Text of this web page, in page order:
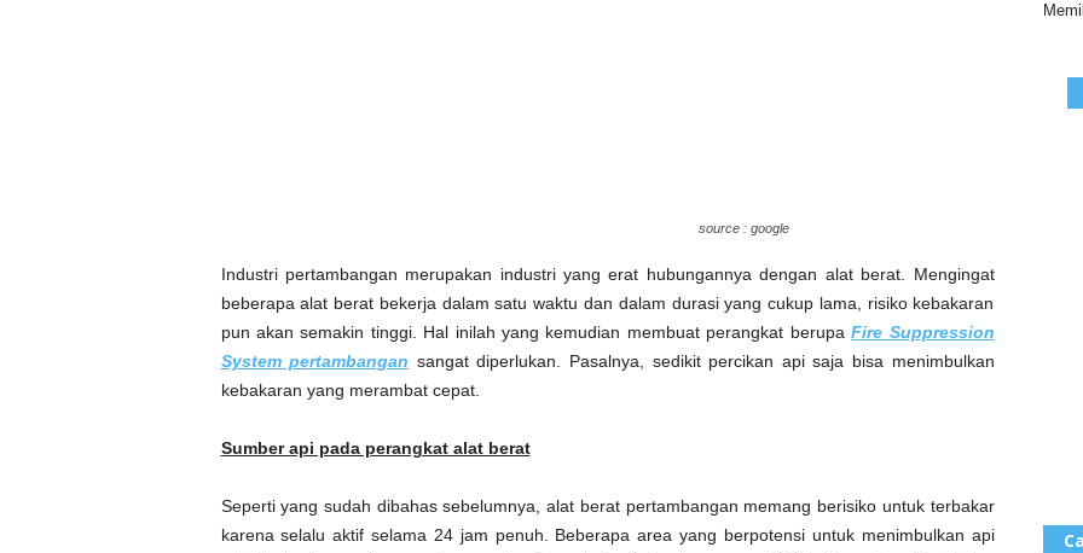
source : google
Industri pertambangan merupakan industri yang erat hubungannya dengan alat berat. Mengingat
beberapa alat berat bekerja dalam satu waktu dan dalam durasi yang cukup lama, risiko kebakaran
pun akan semakin tinggi. Hal inilah yang kemudian membuat perangkat berupaFire Suppression
System pertambangan sangat diperlukan. Pasalnya, sedikit percikan api saja bisa menimbulkan
kebakaran yang merambat cepat.
Sumber api pada perangkat alat berat
Seperti yang sudah dibahas sebelumnya, alat berat pertambangan memang berisiko untuk terbakar
karena selalu aktif selama 24 jam penuh. Beberapa area yang berpotensi untuk menimbulkan api